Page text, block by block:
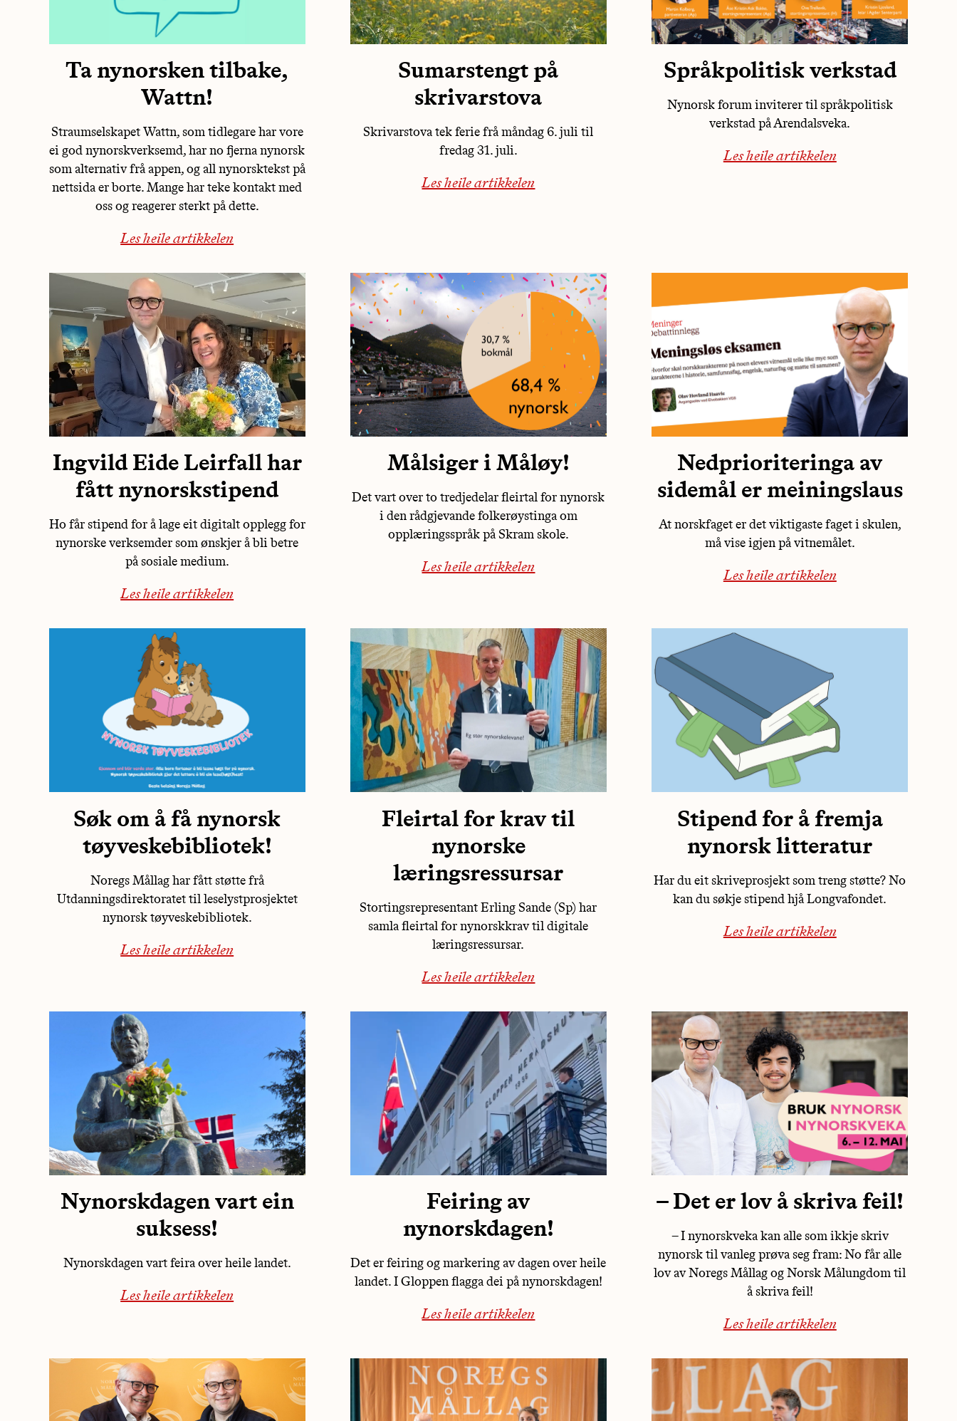
Ta nynorsken tilbake,
Wattn!
Straumselskapet Wattn, som tidlegare har vore
ei god nynorskverksemd, har no fjerna nynorsk
som alternativ frå appen, og all nynorsktekst på
nettsida er borte. Mange har teke kontakt med
oss og reagerer sterkt på dette.
Les heile artikkelen
Sumarstengt på
skrivarstova
Skrivarstova tek ferie frå måndag 6. juli til
fredag 31. juli.
Les heile artikkelen
Språkpolitisk verkstad
Nynorsk forum inviterer til språkpolitisk
verkstad på Arendalsveka.
Les heile artikkelen
Ingvild Eide Leirfall har
fått nynorskstipend
Ho får stipend for å lage eit digitalt opplegg for
nynorske verksemder som ønskjer å bli betre
på sosiale medium.
Les heile artikkelen
Målsiger i Måløy!
Det vart over to tredjedelar fleirtal for nynorsk
i den rådgjevande folkerøystinga om
opplæringsspråk på Skram skole.
Les heile artikkelen
Nedprioriteringa av
sidemål er meiningslaus
At norskfaget er det viktigaste faget i skulen,
må vise igjen på vitnemålet.
Les heile artikkelen
Søk om å få nynorsk
tøyveskebibliotek!
Noregs Mållag har fått støtte frå
Utdanningsdirektoratet til leselystprosjektet
nynorsk tøyveskebibliotek.
Les heile artikkelen
Fleirtal for krav til
nynorske
læringsressursar
Stortingsrepresentant Erling Sande (Sp) har
samla fleirtal for nynorskkrav til digitale
læringsressursar.
Les heile artikkelen
Stipend for å fremja
nynorsk litteratur
Har du eit skriveprosjekt som treng støtte? No
kan du søkje stipend hjå Longvafondet.
Les heile artikkelen
Nynorskdagen vart ein
suksess!
Nynorskdagen vart feira over heile landet.
Les heile artikkelen
Feiring av
nynorskdagen!
Det er feiring og markering av dagen over heile
landet. I Gloppen flagga dei på nynorskdagen!
Les heile artikkelen
– Det er lov å skriva feil!
– I nynorskveka kan alle som ikkje skriv
nynorsk til vanleg prøva seg fram: No får alle
lov av Noregs Mållag og Norsk Målungdom til
å skriva feil!
Les heile artikkelen